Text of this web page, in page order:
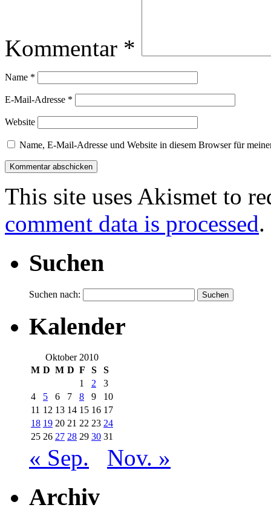
Kommentar *
Name *
E-Mail-Adresse *
Website
Name, E-Mail-Adresse und Website in diesem Browser für
This site uses Akismet to
comment data is processed.
Suchen
Suchen nach:
Kalender
Oktober 2010
M D M D F S
S
1
2
3
4
5 6 7 8 9
10
11 12 13 14 15 16 17
18 19 20 21 22 23 24
25 26 27 28 29 30 31
« Sep. Nov. »
Archiv